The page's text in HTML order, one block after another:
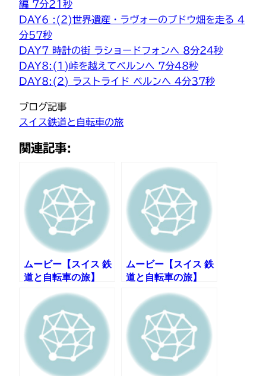
編 7分21秒
DAY6 :(2)世界遺産・ラヴォーのブドウ畑を走る 4
分57秒
DAY7 時計の街 ラショードフォンへ 8分24秒
DAY8:(1)峠を越えてベルンへ 7分48秒
DAY8:(2) ラストライド ベルンへ 4分37秒
ブログ記事
スイス鉄道と自転車の旅
関連記事:
ムービー【スイス 鉄
道と自転車の旅】
ンヌへ130kmのロン
グライド
ムービー【スイス 鉄
道と自転車の旅】
産・ラヴォーのブド
ウ畑